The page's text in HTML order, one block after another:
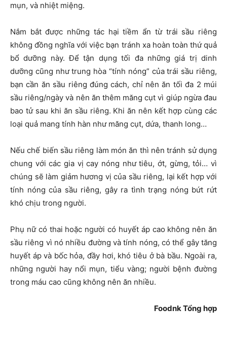
mụn, và nhiệt miệng.
Nắm bắt được những tác hại tiềm ẩn từ trái sầu riêng
không đồng nghĩa với việc bạn tránh xa hoàn toàn thứ quả
bổ dưỡng này. Để tận dụng tối đa những giá trị dinh
dưỡng cũng như trung hòa “tính nóng” của trái sầu riêng,
bạn cần ăn sầu riêng đúng cách, chỉ nên ăn tối đa 2 múi
sầu riêng/ngày và nên ăn thêm măng cụt vì giúp ngừa đau
bao tử sau khi ăn sầu riêng. Khi ăn nên kết hợp cùng các
loại quả mang tính hàn như măng cụt, dứa, thanh long…
Nếu chế biến sầu riêng làm món ăn thì nên tránh sử dụng
chung với các gia vị cay nóng như tiêu, ớt, gừng, tỏi… vì
chúng sẽ làm giảm hương vị của sầu riêng, lại kết hợp với
tính nóng của sầu riêng, gây ra tình trạng nóng bứt rứt
khó chịu trong người.
Phụ nữ có thai hoặc người có huyết áp cao không nên ăn
sầu riêng vì nó nhiều đường và tính nóng, có thể gây tăng
huyết áp và bốc hỏa, đầy hơi, khó tiêu ở bà bầu. Ngoài ra,
những người hay nổi mụn, tiểu vàng; người bệnh đường
trong máu cao cũng không nên ăn nhiều.
Foodnk Tổng hợp